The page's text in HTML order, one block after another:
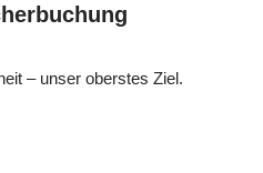
– unser oberstes Ziel.